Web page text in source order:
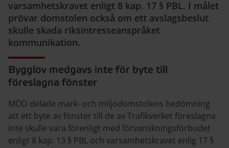
varsamhetskravet enligt 8 kap. 17 § PBL. I målet
prövar domstolen också om ett avslagsbeslut
skulle skada riksintresseanspråket
kommunikation.
Bygglov medgavs inte för byte till
föreslagna fönster
MÖD delade mark- och miljödomstolens bedömning
att ett byte av fönster till de av Trafikverket föreslagna
inte skulle vara förenligt med förvanskningsförbudet
enligt 8 kap. 13 § PBL och varsamhetskravet enlig 17 §